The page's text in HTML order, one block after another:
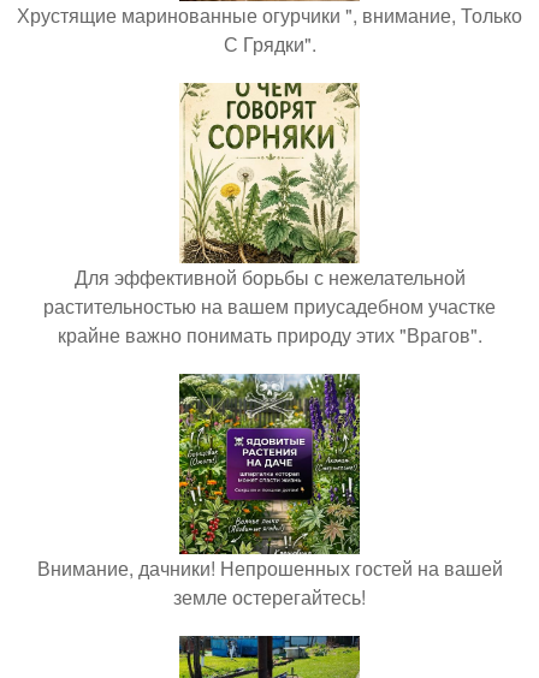
Хрустящие маринованные огурчики ", внимание, Только
С Грядки".
Для эффективной борьбы с нежелательной
растительностью на вашем приусадебном участке
крайне важно понимать природу этих "Врагов".
Внимание, дачники! Непрошенных гостей на вашей
земле остерегайтесь!